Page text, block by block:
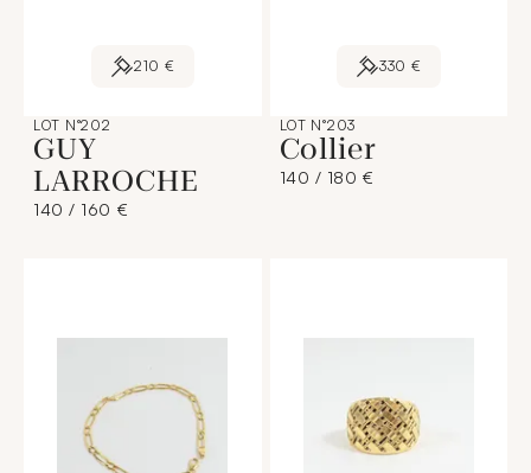
210 €
LOT N°202
GUY
LARROCHE
140 / 160 €
330 €
LOT N°203
Collier
140 / 180 €